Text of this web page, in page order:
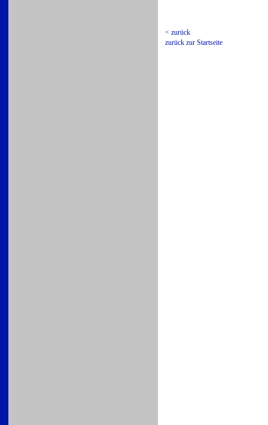
< zurück
zurück zur Startseite